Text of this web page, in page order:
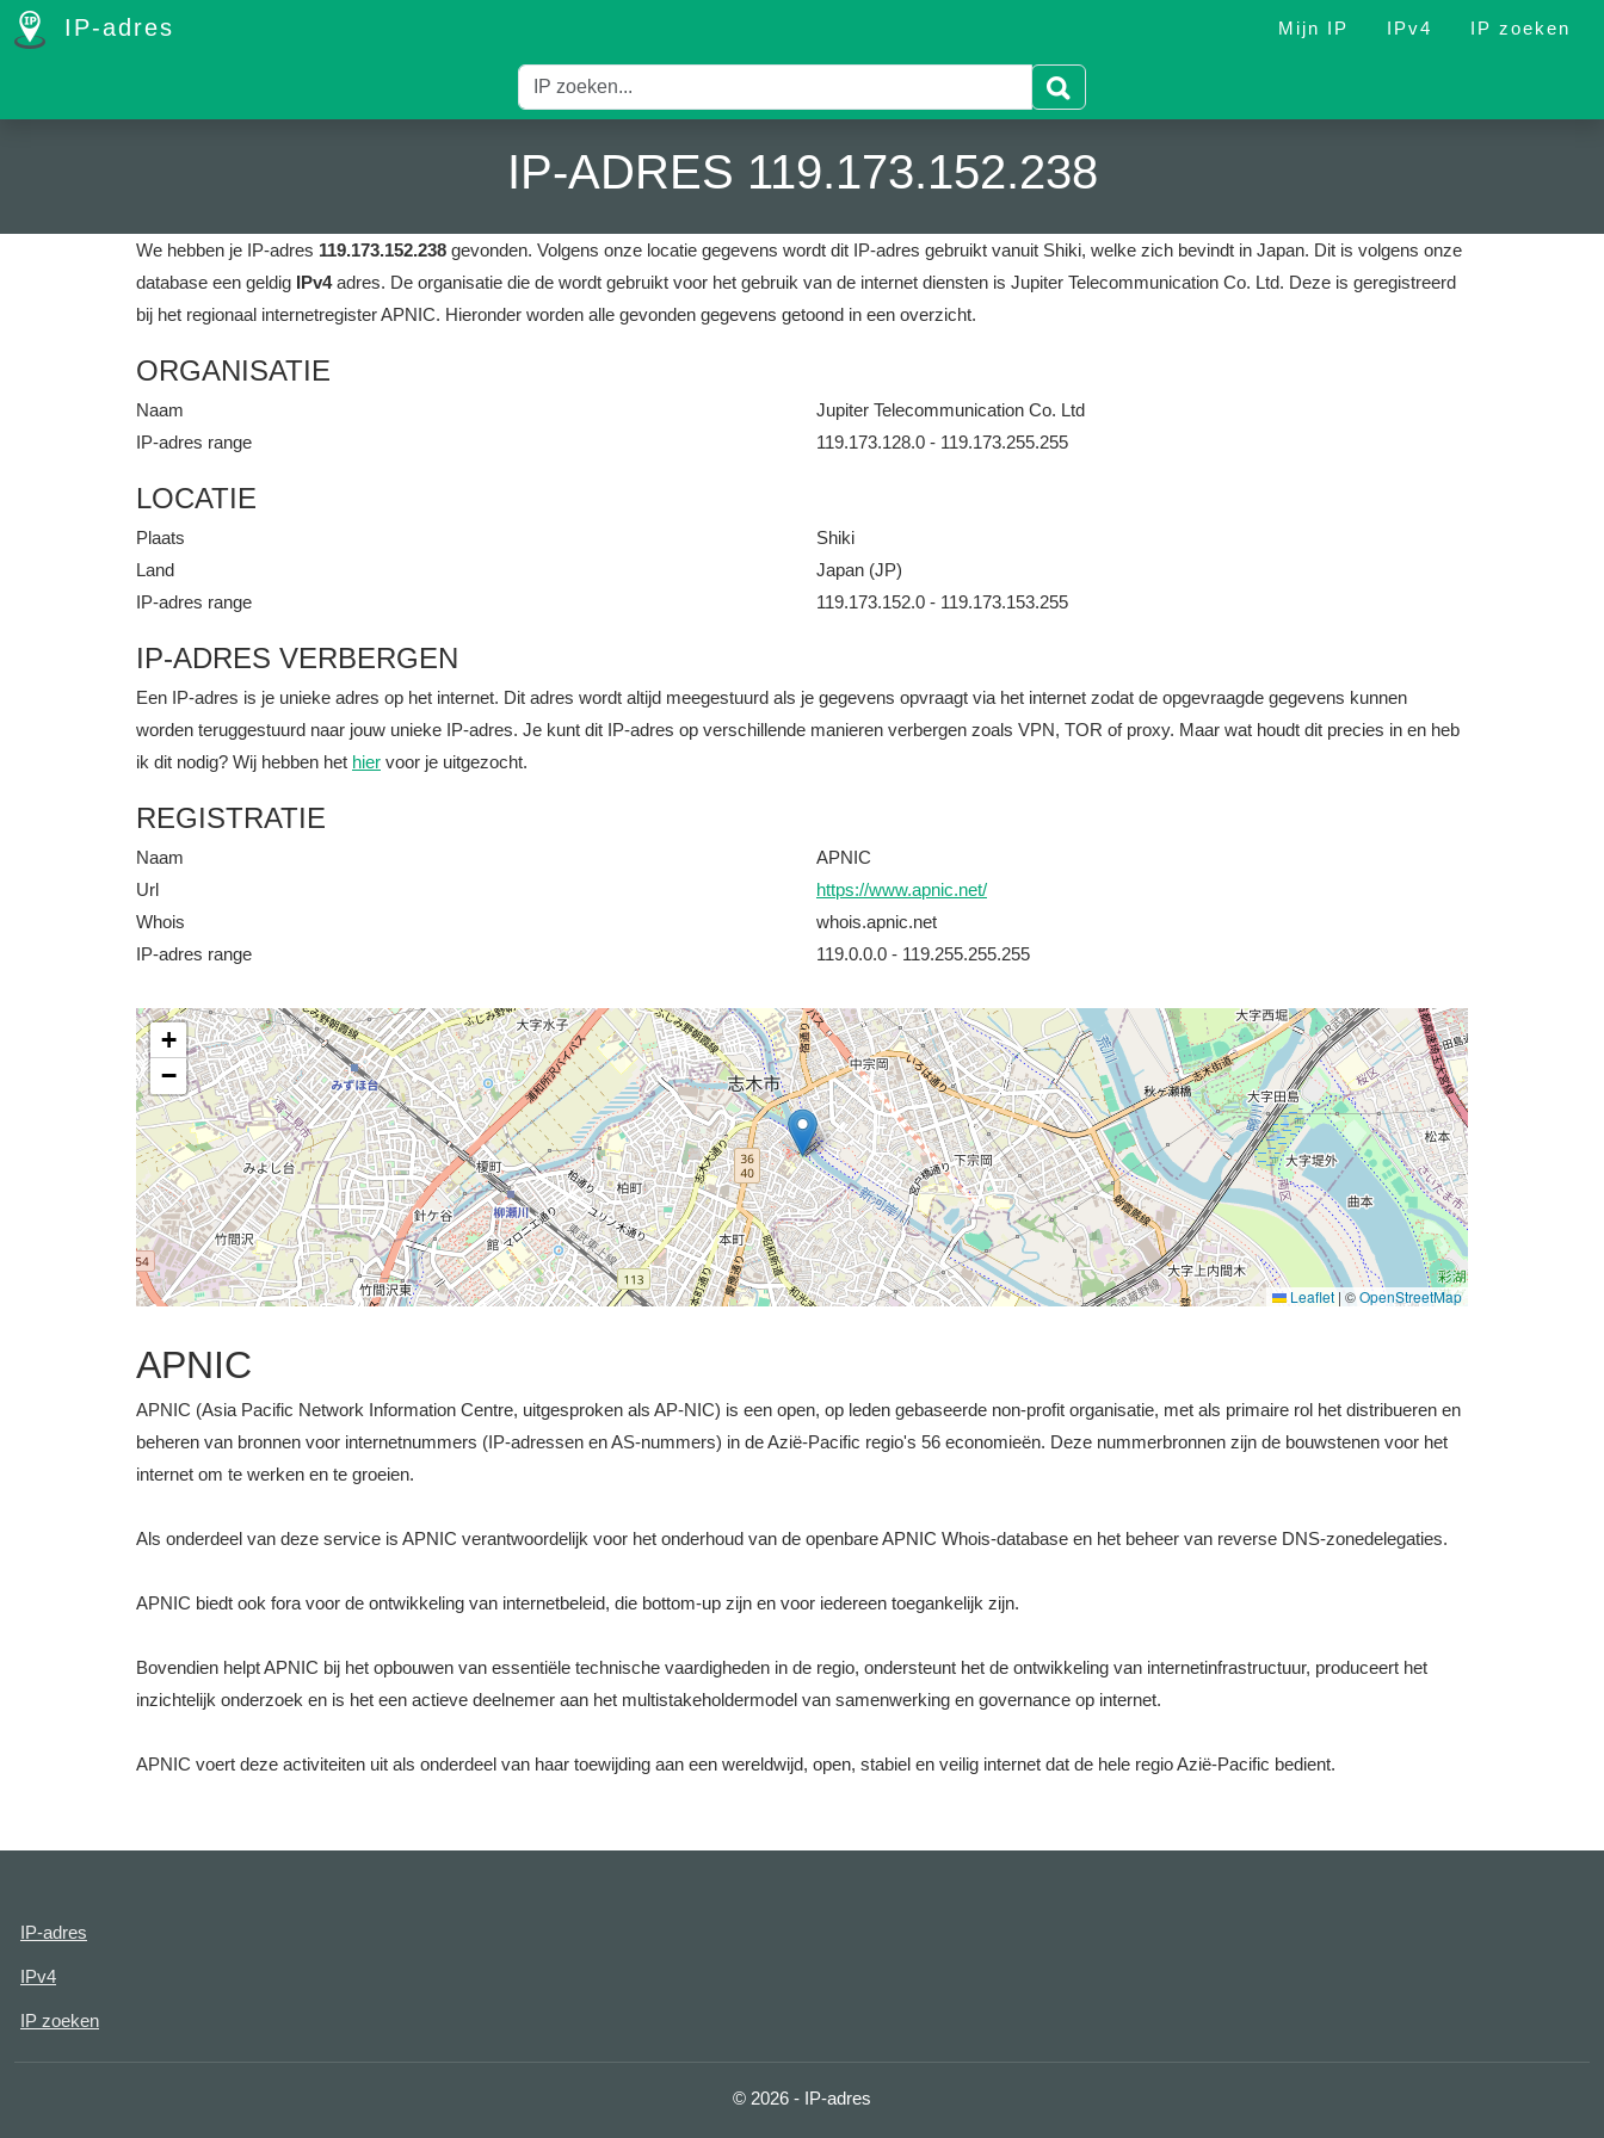
IP-adres Mijn IP IPv4 IP zoeken
IP-ADRES 119.173.152.238
We hebben je IP-adres 119.173.152.238 gevonden. Volgens onze locatie gegevens wordt dit IP-adres gebruikt vanuit Shiki, welke zich bevindt in Japan. Dit is volgens onze
database een geldig IPv4adres. De organisatie die de wordt gebruikt voor het gebruik van de internet diensten is Jupiter Telecommunication Co. Ltd. Deze is geregistreerd
bij het regionaal internetregister APNIC. Hieronder worden alle gevonden gegevens getoond in een overzicht.
ORGANISATIE
Naam
Jupiter Telecommunication Co. Ltd
IP-adres range
119.173.128.0 - 119.173.255.255
LOCATIE
Plaats
Shiki
Land
Japan (JP)
IP-adres range
119.173.152.0 - 119.173.153.255
IP-ADRES VERBERGEN
Een IP-adres is je unieke adres op het internet. Dit adres wordt altijd meegestuurd als je gegevens opvraagt via het internet zodat de opgevraagde gegevens kunnen
worden teruggestuurd naar jouw unieke IP-adres. Je kunt dit IP-adres op verschillende manieren verbergen zoals VPN, TOR of proxy. Maar wat houdt dit precies in en heb
ik dit nodig? Wij hebben het hier voor je uitgezocht.
REGISTRATIE
Naam
APNIC
Url
https://www.apnic.net/
Whois
whois.apnic.net
IP-adres range
119.0.0.0 - 119.255.255.255
+
−
Leaflet | ©OpenStreetMap
APNIC
APNIC (Asia Pacific Network Information Centre, uitgesproken als AP-NIC) is een open, op leden gebaseerde non-profit organisatie, met als primaire rol het distribueren en
beheren van bronnen voor internetnummers (IP-adressen en AS-nummers) in de Azië-Pacific regio's 56 economieën. Deze nummerbronnen zijn de bouwstenen voor het
internet om te werken en te groeien.
Als onderdeel van deze service is APNIC verantwoordelijk voor het onderhoud van de openbare APNIC Whois-database en het beheer van reverse DNS-zonedelegaties.
APNIC biedt ook fora voor de ontwikkeling van internetbeleid, die bottom-up zijn en voor iedereen toegankelijk zijn.
Bovendien helpt APNIC bij het opbouwen van essentiële technische vaardigheden in de regio, ondersteunt het de ontwikkeling van internetinfrastructuur, produceert het
inzichtelijk onderzoek en is het een actieve deelnemer aan het multistakeholdermodel van samenwerking en governance op internet.
APNIC voert deze activiteiten uit als onderdeel van haar toewijding aan een wereldwijd, open, stabiel en veilig internet dat de hele regio Azië-Pacific bedient.
IP-adres
IPv4
IP zoeken
© 2026 - IP-adres